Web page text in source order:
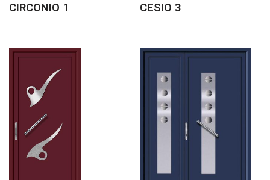
CIRCONIO 1 CESIO 3